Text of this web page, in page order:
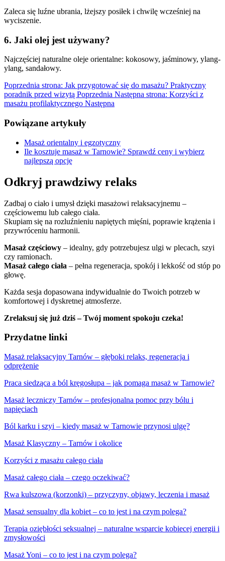
Zaleca się luźne ubrania, lżejszy posiłek i chwilę wcześniej na
wyciszenie.
6. Jaki olej jest używany?
Najczęściej naturalne oleje orientalne: kokosowy, jaśminowy, ylang-
ylang, sandałowy.
Poprzednia strona: Jak przygotować się do masażu? Praktyczny
poradnik przed wizytą Poprzednia Następna strona: Korzyści z
masażu profilaktycznego Następna
Powiązane artykuły
Masaż orientalny i egzotyczny
Ile kosztuje masaż w Tarnowie? Sprawdź ceny i wybierz
najlepszą opcję
Odkryj prawdziwy relaks
Zadbaj o ciało i umysł dzięki masażowi relaksacyjnemu –
częściowemu lub całego ciała.
Skupiam się na rozluźnieniu napiętych mięśni, poprawie krążenia i
przywróceniu harmonii.
Masaż częściowy – idealny, gdy potrzebujesz ulgi w plecach, szyi
czy ramionach.
Masaż całego ciała – pełna regeneracja, spokój i lekkość od stóp po
głowę.
Każda sesja dopasowana indywidualnie do Twoich potrzeb w
komfortowej i dyskretnej atmosferze.
Zrelaksuj się już dziś – Twój moment spokoju czeka!
Przydatne linki
Masaż relaksacyjny Tarnów – głęboki relaks, regeneracja i
odprężenie
Praca siedząca a ból kręgosłupa – jak pomaga masaż w Tarnowie?
Masaż leczniczy Tarnów – profesjonalna pomoc przy bólu i
napięciach
Ból karku i szyi – kiedy masaż w Tarnowie przynosi ulgę?
Masaż Klasyczny – Tarnów i okolice
Korzyści z masażu całego ciała
Masaż całego ciała – czego oczekiwać?
Rwa kulszowa (korzonki) – przyczyny, objawy, leczenia i masaż
Masaż sensualny dla kobiet – co to jest i na czym polega?
Terapia oziębłości seksualnej – naturalne wsparcie kobiecej energii i
zmysłowości
Masaż Yoni – co to jest i na czym polega?